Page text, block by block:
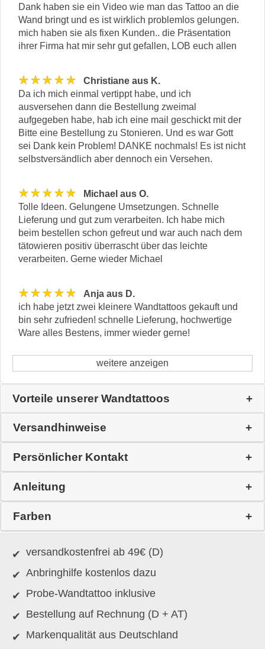
Dank haben sie ein Video wie man das Tattoo an die
Wand bringt und es ist wirklich problemlos gelungen.
mich haben sie als fixen Kunden.. die Präsentation
ihrer Firma hat mir sehr gut gefallen, LOB euch allen
★★★★★
Christiane aus K.
Da ich mich einmal vertippt habe, und ich
ausversehen dann die Bestellung zweimal
aufgegeben habe, hab ich eine mail geschickt mit der
Bitte eine Bestellung zu Stonieren. Und es war Gott
sei Dank kein Problem! DANKE nochmals! Es ist nicht
selbstversändlich aber dennoch ein Versehen.
★★★★★
Michael aus O.
Tolle Ideen. Gelungene Umsetzungen. Schnelle
Lieferung und gut zum verarbeiten. Ich habe mich
beim bestellen schon gefreut und war auch nach dem
tätowieren positiv überrascht über das leichte
verarbeiten. Gerne wieder Michael
★★★★★
Anja aus D.
ich habe jetzt zwei kleinere Wandtattoos gekauft und
bin sehr zufrieden! schnelle Lieferung, hochwertige
Ware alles Bestens, immer wieder gerne!
weitere anzeigen
Vorteile unserer Wandtattoos
Versandhinweise
Persönlicher Kontakt
Anleitung
Farben
versandkostenfrei ab 49€ (D)
Anbringhilfe kostenlos dazu
Probe-Wandtattoo inklusive
Bestellung auf Rechnung (D + AT)
Markenqualität aus Deutschland